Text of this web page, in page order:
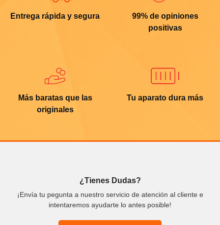
Entrega rápida y segura
99% de opiniones
positivas
Más baratas que las
originales
Tu aparato dura más
¿Tienes Dudas?
¡Envía tu pegunta a nuestro servicio de atención al cliente e
intentaremos ayudarte lo antes posible!